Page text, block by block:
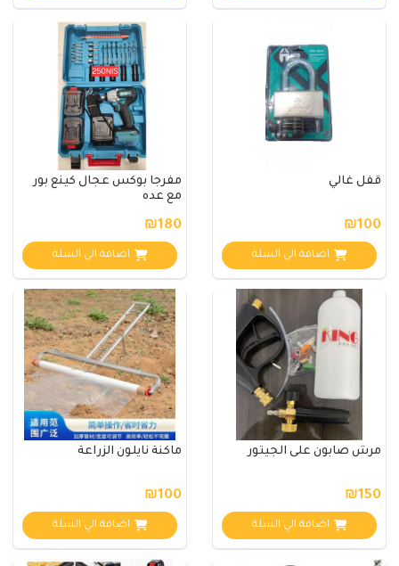
قفل غالي
₪100
اضافة الي السلة
مفرجا بوكس عجال كينع بور
مع عده
₪180
اضافة الي السلة
مرش صابون على الجيتور
₪150
اضافة الي السلة
ماكنة نايلون الزراعة
₪100
اضافة الي السلة